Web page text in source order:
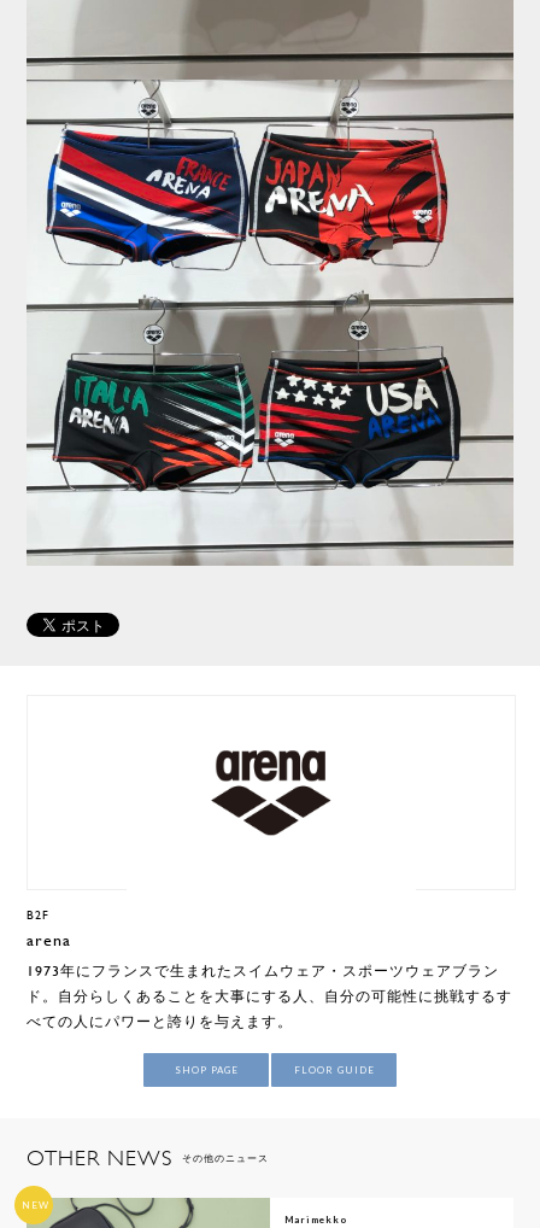
B2F
arena
1973年にフランスで生まれたスイムウェア・スポーツウェアブラン
ド。自分らしくあることを大事にする人、自分の可能性に挑戦するす
べての人にパワーと誇りを与えます。
SHOP PAGE FLOOR GUIDE
OTHER NEWS その他のニュース
NEW
Marimekko